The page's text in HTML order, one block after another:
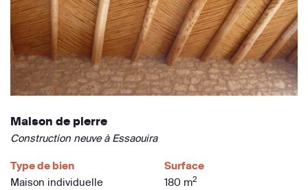
Maison de pierre
Construction neuve à Essaouira
Type de bien
Maison individuelle
Surface
180 m2